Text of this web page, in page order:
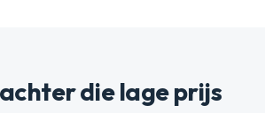
die lage prijs